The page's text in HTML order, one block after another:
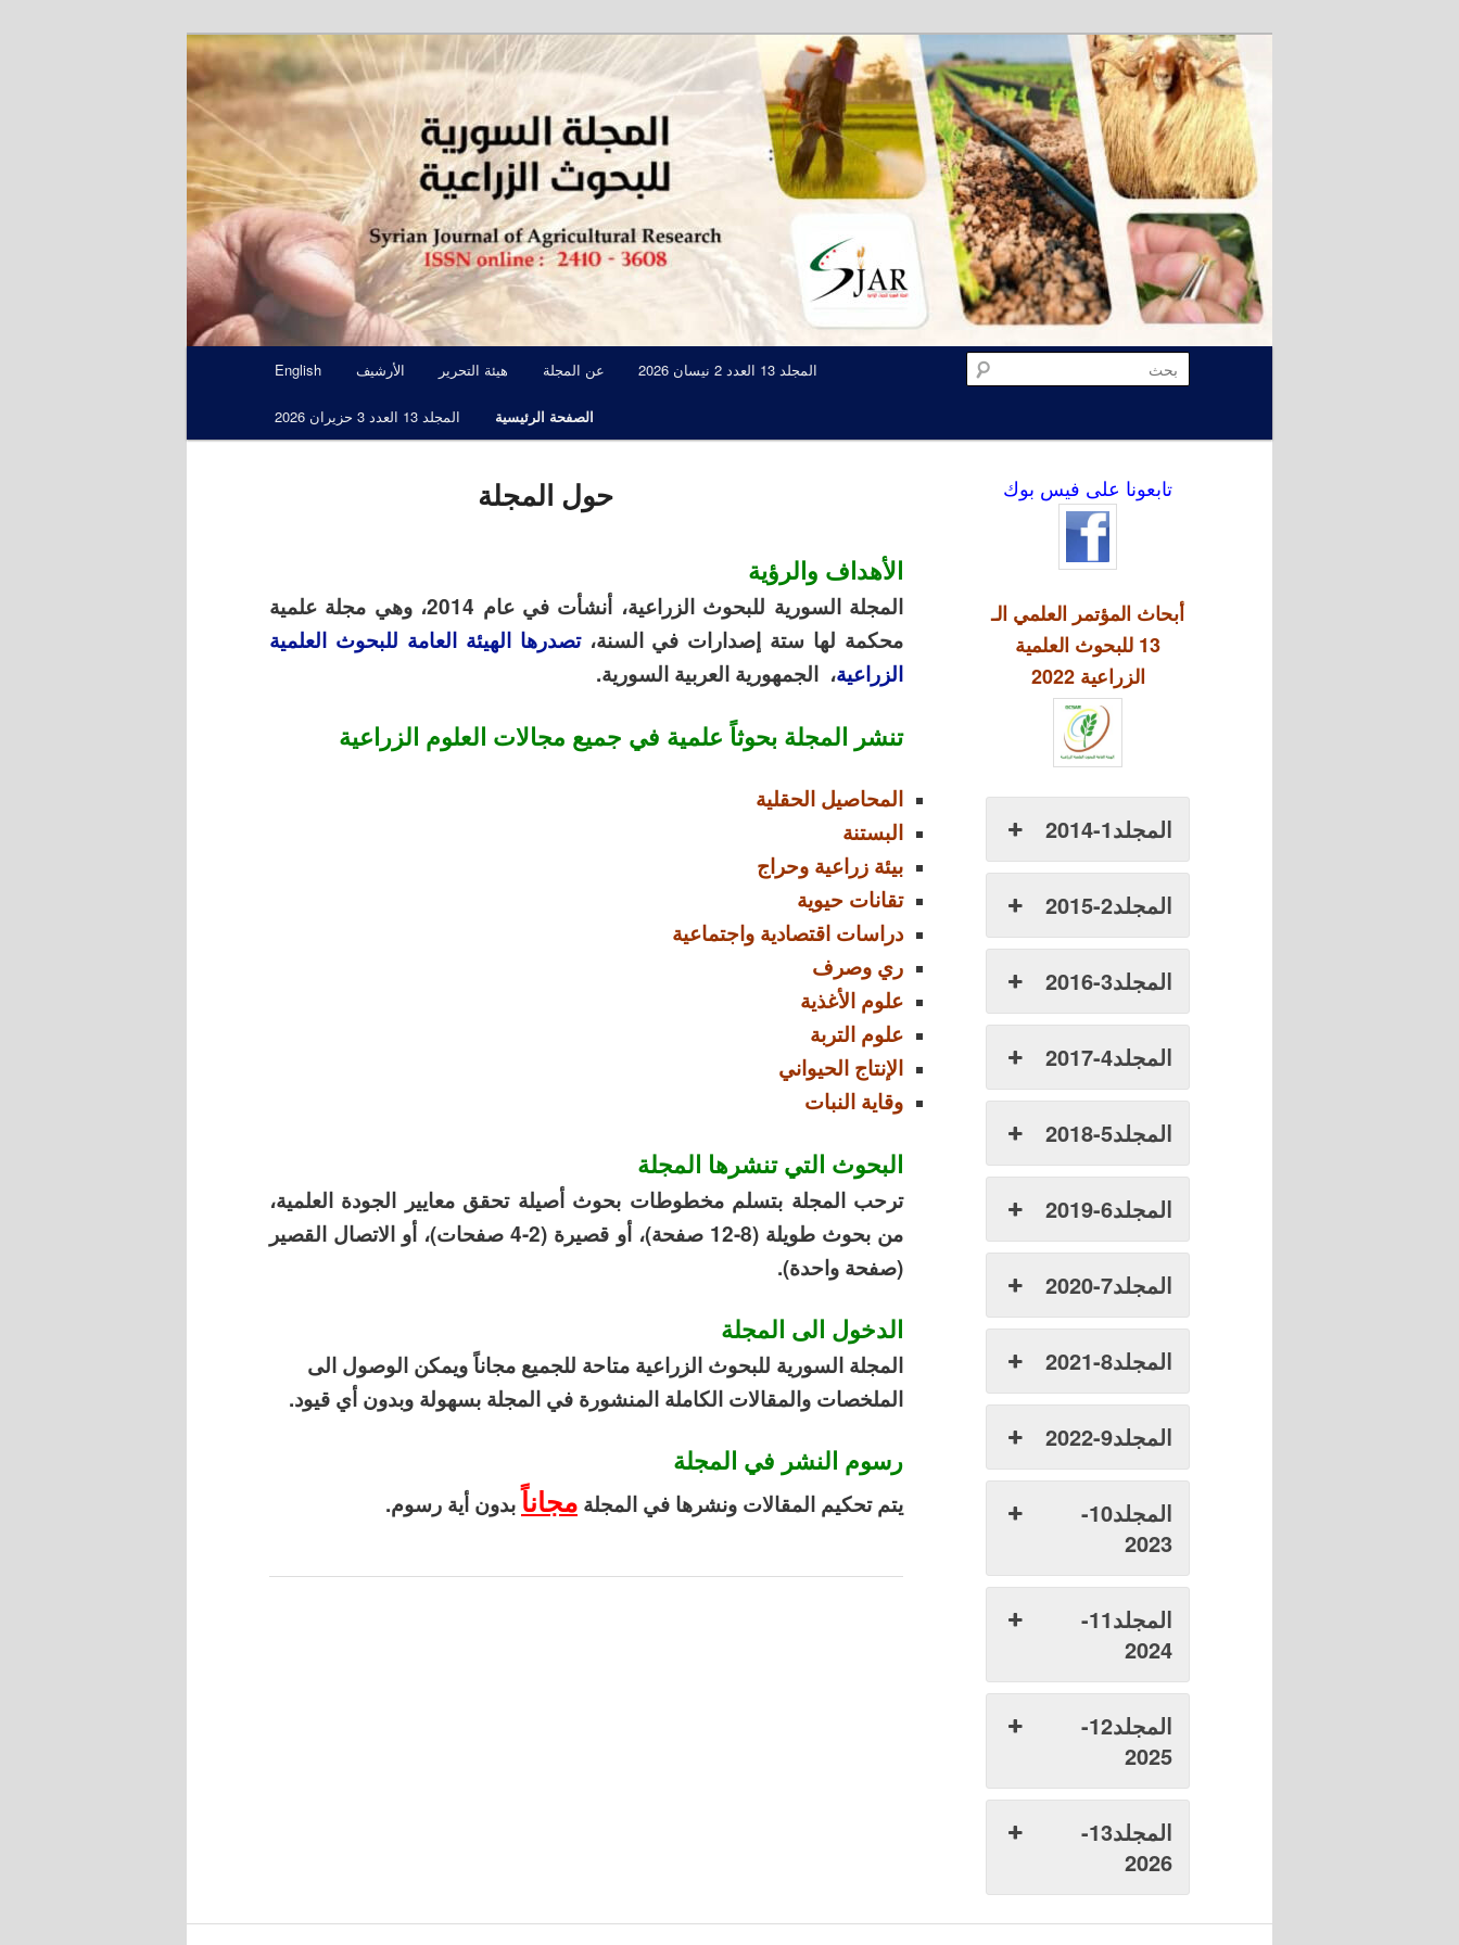
المجلة السورية للبحوث الزراعية SJAR
مجلة علمية محكمة تصدرها الهيئة العامة للبحوث العلمية الزراعية
بحث English الأرشيف هيئة التحرير عن المجلة المجلد 13 العدد 2 نيسان 2026
المجلد 13 العدد 3 حزيران 2026 الصفحة الرئيسية
حول المجلة
الأهداف والرؤية
المجلة السورية للبحوث الزراعية، أنشأت في عام 2014، وهي مجلة علمية
محكمة لها ستة إصدارات في السنة،تصدرها الهيئة العامة للبحوث العلمية
الزراعية، الجمهورية العربية السورية.
تنشر المجلة بحوثاً علمية في جميع مجالات العلوم الزراعية
المحاصيل الحقلية
البستنة
بيئة زراعية وحراج
تقانات حيوية
دراسات اقتصادية واجتماعية
ري وصرف
علوم الأغذية
علوم التربة
الإنتاج الحيواني
وقاية النبات
البحوث التي تنشرها المجلة
ترحب المجلة بتسلم مخطوطات بحوث أصيلة تحقق معايير الجودة العلمية،
من بحوث طويلة (8-12 صفحة)، أو قصيرة
(2-4
صفحات)، أو الاتصال القصير
(صفحة واحدة).
الدخول الى المجلة
المجلة السورية للبحوث الزراعية متاحة للجميع مجاناً ويمكن الوصول الى
الملخصات والمقالات الكاملة المنشورة في المجلة بسهولة وبدون أي قيود.
رسوم النشر في المجلة
يتم تحكيم المقالات ونشرها في المجلة مجاناًبدون أية رسوم.
تابعونا على فيس بوك
أبحاث المؤتمر العلمي الـ
13 للبحوث العلمية
الزراعية 2022
المجلد1-2014
المجلد2-2015
المجلد3-2016
المجلد4-2017
المجلد5-2018
المجلد6-2019
المجلد7-2020
المجلد8-2021
المجلد9-2022
المجلد10-
2023
المجلد11-
2024
المجلد12-
2025
المجلد13-
2026